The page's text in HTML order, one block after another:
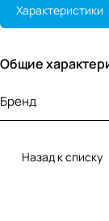
Характеристики
Общие
Бренд
Назад к списку